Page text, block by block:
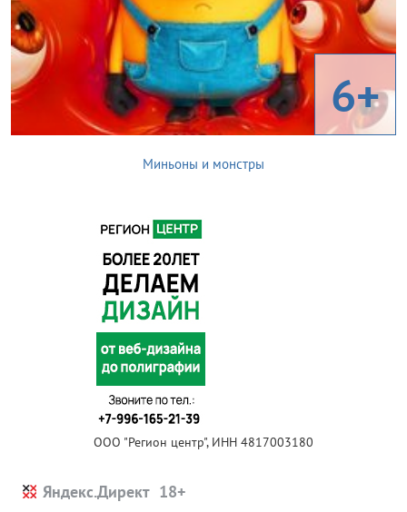
6+
Миньоны и монстры
ООО "Регион центр", ИНН 4817003180
Яндекс.Директ